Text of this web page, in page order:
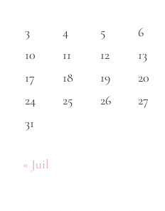
3
4 5 6
10
11 12 13
17
18 19 20
24
25 26 27
31
« Juil